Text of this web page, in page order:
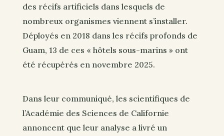
des récifs artificiels dans lesquels de
nombreux organismes viennent s’installer.
Déployés en 2018 dans les récifs profonds de
Guam, 13 de ces « hôtels sous-marins » ont
été récupérés en novembre 2025.
Dans leur communiqué, les scientifiques de
l’Académie des Sciences de Californie
annoncent que leur analyse a livré un